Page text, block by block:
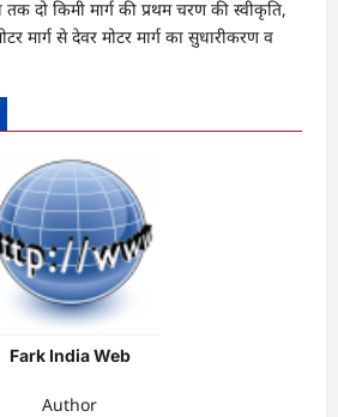
तक दो किमी मार्ग की प्रथम चरण की स्वीकृति,
मार्ग से देवर मोटर मार्ग का सुधारीकरण व
Fark India Web
Author